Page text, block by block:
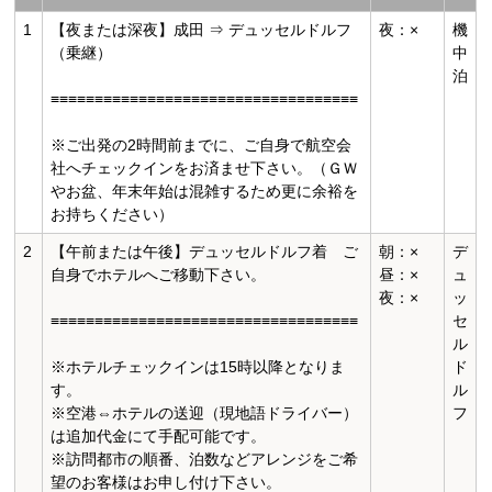
1
【夜または深夜】成田 ⇒ デュッセルドルフ
（乗継）
≡≡≡≡≡≡≡≡≡≡≡≡≡≡≡≡≡≡≡≡≡≡≡≡≡≡≡≡≡≡≡≡≡≡≡
※ご出発の2時間前までに、ご自身で航空会
社へチェックインをお済ませ下さい。（ＧＷ
やお盆、年末年始は混雑するため更に余裕を
お持ちください）
夜：×
機
中
泊
2
【午前または午後】デュッセルドルフ着 ご
自身でホテルへご移動下さい。
≡≡≡≡≡≡≡≡≡≡≡≡≡≡≡≡≡≡≡≡≡≡≡≡≡≡≡≡≡≡≡≡≡≡≡
※ホテルチェックインは15時以降となりま
す。
※空港⇔ホテルの送迎（現地語ドライバー）
は追加代金にて手配可能です。
※訪問都市の順番、泊数などアレンジをご希
望のお客様はお申し付け下さい。
朝：×
昼：×
夜：×
デ
ュ
ッ
セ
ル
ド
ル
フ